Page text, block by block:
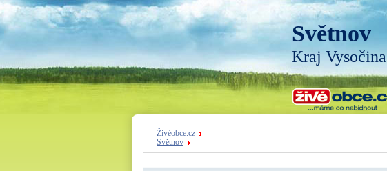
Světnov
Kraj Vysočina
Živéobce.cz
Světnov